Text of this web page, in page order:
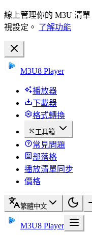
線上管理你的 M3U 清
視設定。 了解功能
M3U8 Player
播放器
下載器
格式轉換
工具箱
常見問題
部落格
播放清單同步
價格
繁體中文
M3U8 Player